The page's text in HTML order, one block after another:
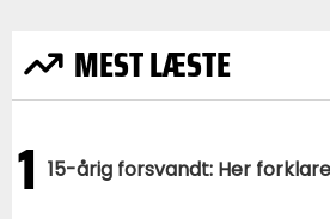
MEST LÆSTE
1 15-årig forsvandt: Her